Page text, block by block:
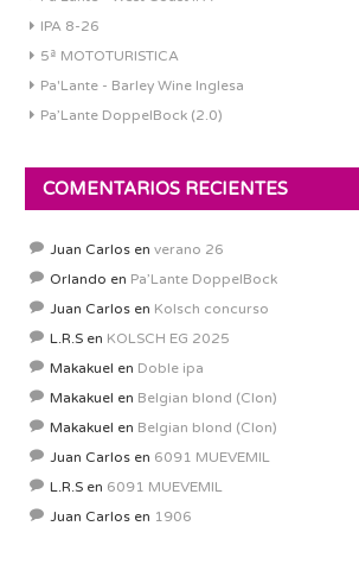
IPA 8-26
5ª MOTOTURISTICA
Pa'Lante - Barley Wine Inglesa
Pa’Lante DoppelBock (2.0)
COMENTARIOS RECIENTES
Juan Carlos en verano 26
Orlando en Pa’Lante DoppelBock
Juan Carlos en Kolsch concurso
L.R.S en KOLSCH EG 2025
Makakuel en Doble ipa
Makakuel en Belgian blond (Clon)
Makakuel en Belgian blond (Clon)
Juan Carlos en 6091 MUEVEMIL
L.R.S en 6091 MUEVEMIL
Juan Carlos en 1906